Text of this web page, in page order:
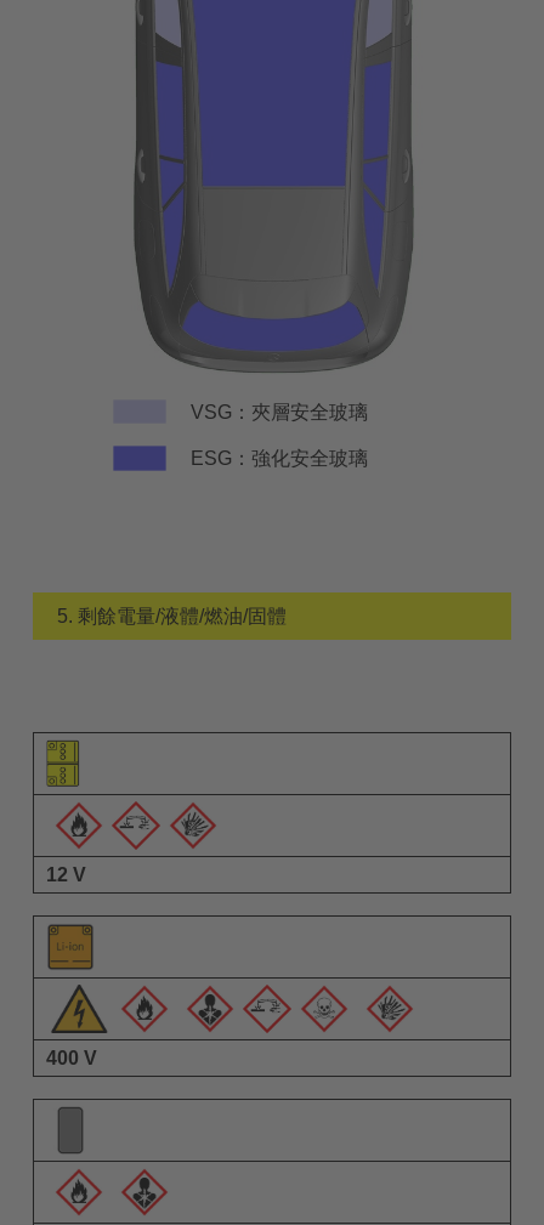
VSG：夾層安全玻璃
ESG：強化安全玻璃
5. 剩餘電量/液體/燃油/固體
元件圖示
警告圖示
說明
12 V
400 V